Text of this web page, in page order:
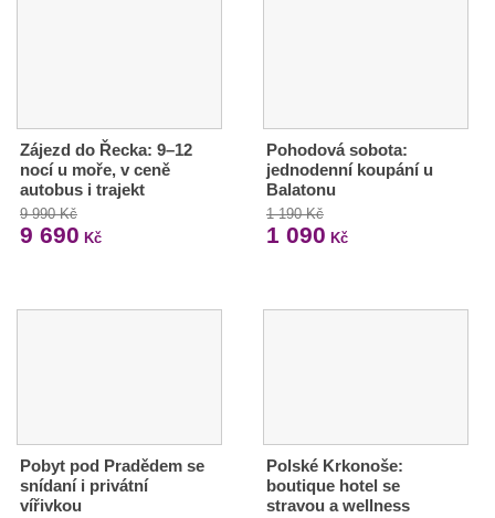
Zájezd do Řecka: 9–12
nocí u moře, v ceně
autobus i trajekt
9 990 Kč
9 690 Kč
Pohodová sobota:
jednodenní koupání u
Balatonu
1 190 Kč
1 090 Kč
Pobyt pod Pradědem se
snídaní i privátní
vířivkou
Polské Krkonoše:
boutique hotel se
stravou a wellness